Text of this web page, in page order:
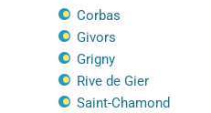
Corbas
Givors
Grigny
Rive de Gier
Saint-Chamond